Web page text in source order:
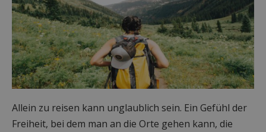
Allein zu reisen kann unglaublich sein. Ein Gefühl der
Freiheit, bei dem man an die Orte gehen kann, die